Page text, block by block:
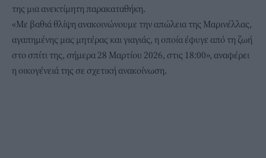
της μια ανεκτίμητη παρακαταθήκη.
«Με βαθιά θλίψη ανακοινώνουμε την απώλεια της Μαρινέλλας,
αγαπημένης μας μητέρας και γιαγιάς, η οποία έφυγε από τη ζωή
στο σπίτι της, σήμερα 28 Μαρτίου 2026, στις 18:00», αναφέρει
η οικογένειά της σε σχετική ανακοίνωση.